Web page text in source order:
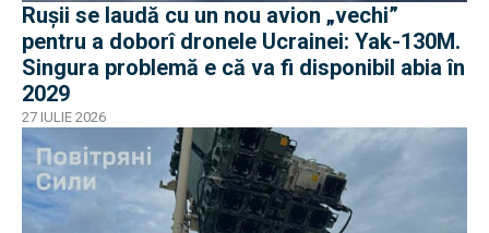
Rușii se laudă cu un nou avion „vechi”
pentru a doborî dronele Ucrainei: Yak-130M.
Singura problemă e că va fi disponibil abia în
2029
27 IULIE 2026